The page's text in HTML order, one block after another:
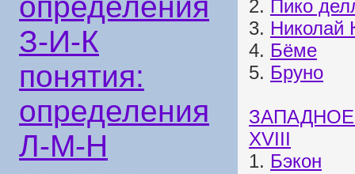
З-И-К
понятия:
определения
Л-М-Н
2. Пико
3. Николай
4. Бёме
5. Бруно
XVIII
1. Бэкон